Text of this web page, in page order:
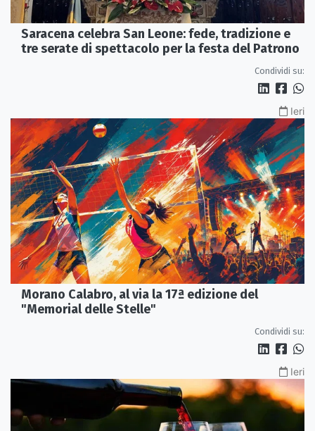
Saracena celebra San Leone: fede, tradizione e
tre serate di spettacolo per la festa del Patrono
Condividi su:
Ieri
Morano Calabro, al via la 17ª edizione del
"Memorial delle Stelle"
Condividi su:
Ieri